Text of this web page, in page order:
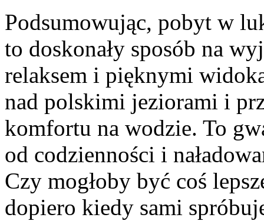
Podsumowując, pobyt w⁤
to ⁤doskonały sposób na
relaksem i pięknymi
nad polskimi jeziorami i
komfortu na wodzie. To
⁣od ⁣codzienności i
Czy mogłoby być coś
dopiero kiedy sami